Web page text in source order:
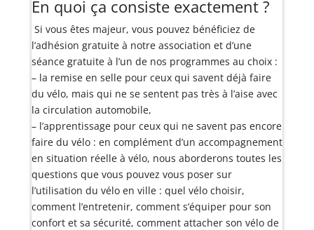
En quoi ça consiste exactement ?
Si vous êtes majeur, vous pouvez bénéficiez de
l’adhésion gratuite à notre association et d’une
séance gratuite à l’un de nos programmes au choix :
– la remise en selle pour ceux qui savent déjà faire
du vélo, mais qui ne se sentent pas très à l’aise avec
la circulation automobile,
– l’apprentissage pour ceux qui ne savent pas encore
faire du vélo : en complément d’un accompagnement
en situation réelle à vélo, nous aborderons toutes les
questions que vous pouvez vous poser sur
l’utilisation du vélo en ville : quel vélo choisir,
comment l’entretenir, comment s’équiper pour son
confort et sa sécurité, comment attacher son vélo de